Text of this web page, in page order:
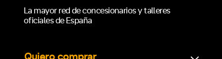
La mayor red de concesionarios y talleres
oficiales de España
Quiero comprar